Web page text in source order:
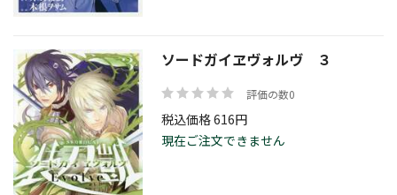
ソードガイヱヴォルヴ ３
評価の数0
税込価格 616円
現在ご注文できません